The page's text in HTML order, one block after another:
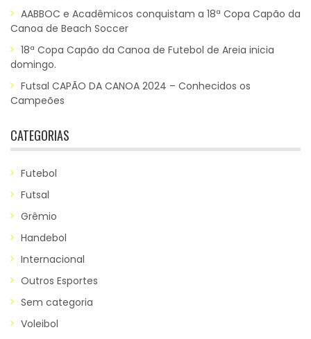
AABBOC e Acadêmicos conquistam a 18ª Copa Capão da
Canoa de Beach Soccer
18ª Copa Capão da Canoa de Futebol de Areia inicia
domingo.
Futsal CAPÃO DA CANOA 2024 – Conhecidos os
Campeões
CATEGORIAS
Futebol
Futsal
Grêmio
Handebol
Internacional
Outros Esportes
Sem categoria
Voleibol